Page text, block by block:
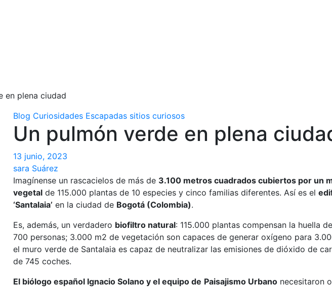
en plena ciudad
Blog Curiosidades Escapadas sitios curiosos
Un pulmón verde en plena
13 junio, 2023
sara Suárez
Imagínense un rascacielos de más de 3.100 metros cuadrados cubiertos por un
vegetal de 115.000 plantas de 10 especies y cinco familias diferentes. Así es el
‘Santalaia’ en la ciudad de Bogotá (Colombia).
Es, además, un verdadero biofiltro natural: 115.000 plantas compensan la huella
700 personas; 3.000 m2 de vegetación son capaces de generar oxígeno para
el muro verde de Santalaia es capaz de neutralizar las emisiones de dióxido de
de 745 coches.
El biólogo español Ignacio Solano y el equipo de Paisajismo Urbano necesitaron